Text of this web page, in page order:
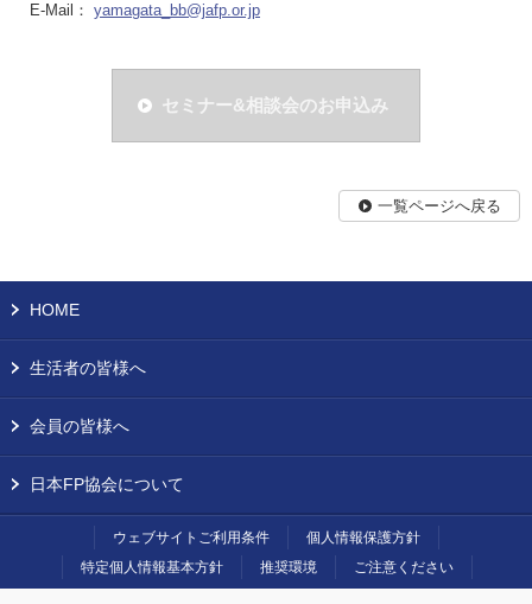
E-Mail： yamagata_bb@jafp.or.jp
セミナー&相談会のお申込み
一覧ページへ戻る
HOME
生活者の皆様へ
会員の皆様へ
日本FP協会について
ウェブサイトご利用条件
個人情報保護方針
特定個人情報基本方針
推奨環境 ご注意ください